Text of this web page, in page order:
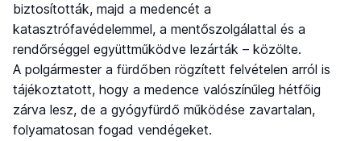
biztosították, majd a medencét a
katasztrófavédelemmel, a mentőszolgálattal és a
rendőrséggel együttműködve lezárták – közölte.
A polgármester a fürdőben rögzített felvételen arról is
tájékoztatott, hogy a medence valószínűleg hétfőig
zárva lesz, de a gyógyfürdő működése zavartalan,
folyamatosan fogad vendégeket.